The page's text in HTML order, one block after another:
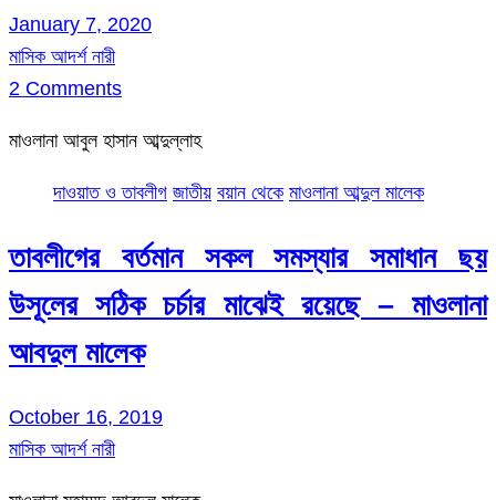
January 7, 2020
মাসিক আদর্শ নারী
2 Comments
মাওলানা আবুল হাসান আব্দুল্লাহ
দাওয়াত ও তাবলীগ জাতীয় বয়ান থেকে মাওলানা আব্দুল মালেক
তাবলীগের বর্তমান সকল সমস্যার সমাধান ছয়
উসূলের সঠিক চর্চার মাঝেই রয়েছে – মাওলানা
আবদুল মালেক
October 16, 2019
মাসিক আদর্শ নারী